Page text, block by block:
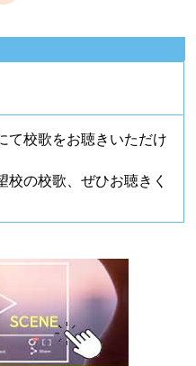
て校歌をお聴きいただけ
校の校歌、ぜひお聴きく